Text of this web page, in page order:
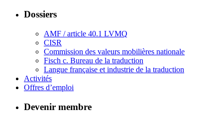
Dossiers
AMF / article 40.1 LVMQ
CISR
Commission des valeurs mobilières nationale
Fisch c. Bureau de la traduction
Langue française et industrie de la traduction
Activités
Offres d’emploi
Devenir membre